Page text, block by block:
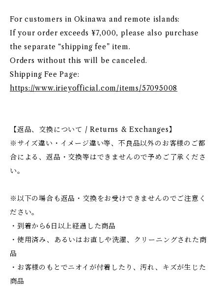
For customers in Okinawa and remote islands:
If your order exceeds ¥7,000, please also purchase
the separate “shipping fee” item.
Orders without this will be canceled.
Shipping Fee Page:
https://www.irieyofficial.com/items/57095008
【返品、交換について / Returns & Exchanges】
※サイズ違い・イメージ違い等、不良品以外のお客様のご都
合による、返品・交換等はできませんので予めご了承くださ
い。
※以下の場合も返品・交換をお受けできませんのでご注意く
ださい。
・到着から6日以上経過した商品
・使用済み、あるいはお直しや洗濯、クリーニングされた商
品
・お客様のもとでニオイが付着したり、汚れ、キズが生じた
商品